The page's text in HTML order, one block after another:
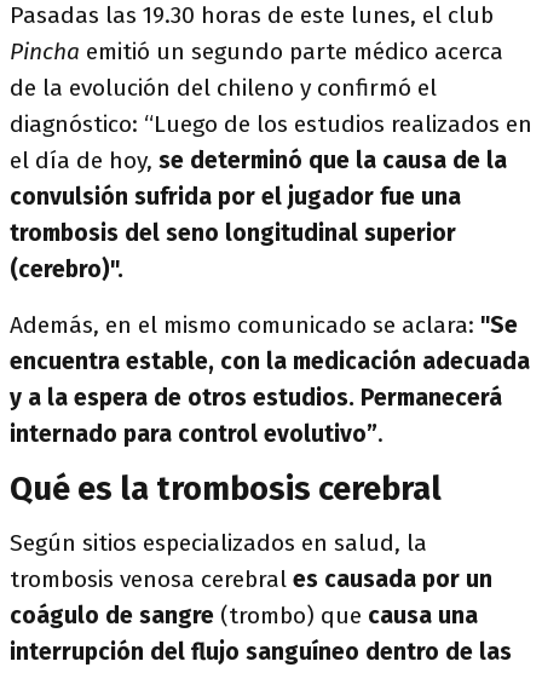
Pasadas las 19.30 horas de este lunes, el club
Pincha emitió un segundo parte médico acerca
de la evolución del chileno y confirmó el
diagnóstico: “Luego de los estudios realizados en
el día de hoy, se determinó que la causa de la
convulsión sufrida por el jugador fue una
trombosis del seno longitudinal superior
(cerebro)".
Además, en el mismo comunicado se aclara: "Se
encuentra estable, con la medicación adecuada
y a la espera de otros estudios. Permanecerá
internado para control evolutivo”.
Qué es la trombosis cerebral
Según sitios especializados en salud, la
trombosis venosa cerebral es causada por un
coágulo de sangre (trombo) que causa una
interrupción del flujo sanguíneo dentro de las